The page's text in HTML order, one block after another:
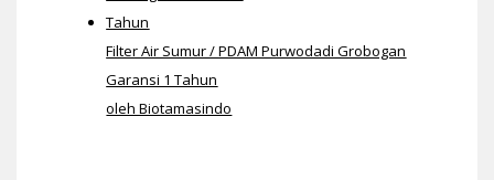
Filter Air Sumur / PDAM Purwodadi Grobogan
Garansi 1 Tahun
oleh Biotamasindo